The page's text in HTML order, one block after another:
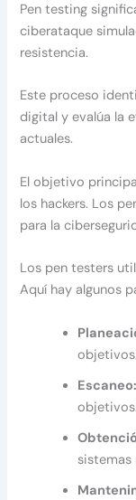
Pen testing
ciberataque
resistencia.
Este proceso
digital y evalúa la
actuales.
El objetivo
los hackers. Los
para la
Los pen testers
Aquí hay algunos
objetivos.
Escaneo:
objetivos.
sistemas